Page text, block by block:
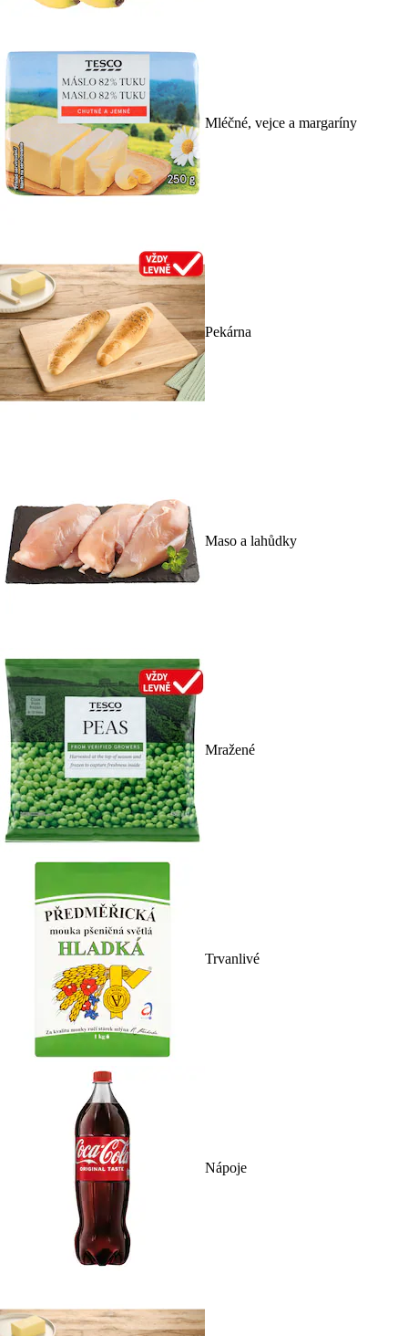
Mléčné, vejce a margaríny
Pekárna
Maso a lahůdky
Mražené
Trvanlivé
Nápoje